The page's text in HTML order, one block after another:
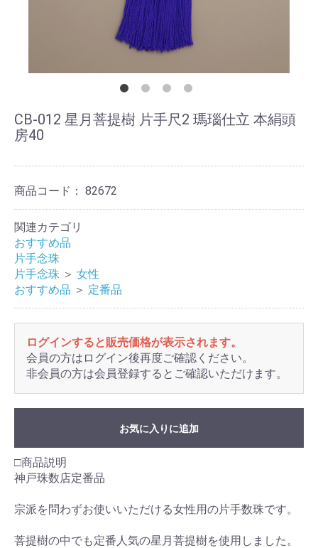
CB-012 星月菩提樹 片手尺2 瑪瑙仕立 本絹頭
房40
商品コード： 82672
関連カテゴリ
おすすめ品
片手念珠
片手念珠 ＞ 女性
おすすめ品 ＞ 定番品
ログインすると販売価格が表示されます。
会員の方はログイン後再度ご確認ください。
非会員の方は会員登録するとご確認いただけます。
お気に入りに追加
□商品説明
神戸珠数店定番品
宗派を問わずお使いいただける女性用の片手数珠です。
菩提樹の中でも定番人気の星月菩提樹を使用しました。